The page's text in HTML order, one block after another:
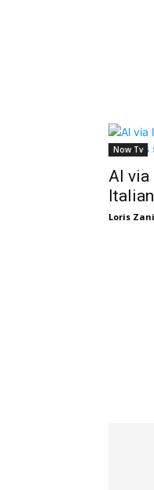
Now Tv
Al via
Loris